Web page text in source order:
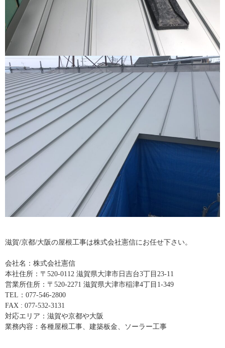
滋賀/京都/大阪の屋根工事は株式会社憲信にお任せ下さい。
会社名：株式会社憲信
本社住所：〒520-0112 滋賀県大津市日吉台3丁目23-11
営業所住所：〒520-2271 滋賀県大津市稲津4丁目1-349
TEL：077-546-2800
FAX : 077-532-3131
対応エリア：滋賀や京都や大阪
業務内容：各種屋根工事、建築板金、ソーラー工事